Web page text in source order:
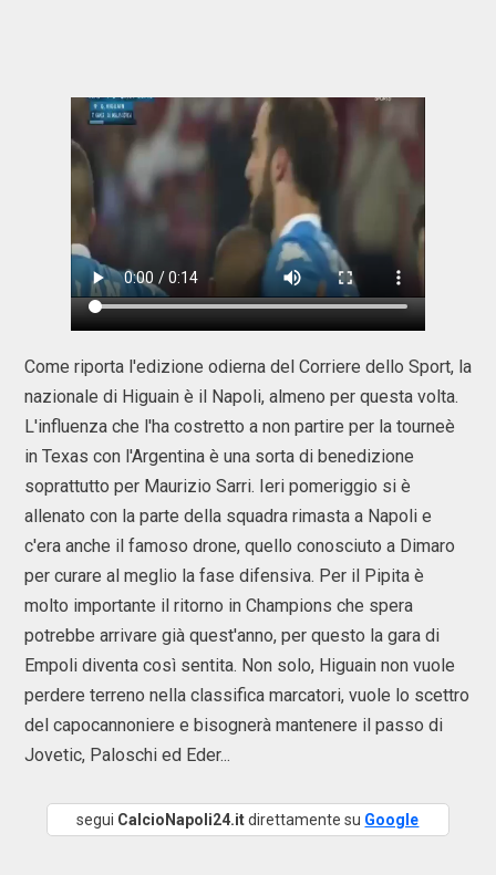
Come riporta l'edizione odierna del Corriere dello Sport, la
nazionale di Higuain è il Napoli, almeno per questa volta.
L'influenza che l'ha costretto a non partire per la tourneè
in Texas con l'Argentina è una sorta di benedizione
soprattutto per Maurizio Sarri. Ieri pomeriggio si è
allenato con la parte della squadra rimasta a Napoli e
c'era anche il famoso drone, quello conosciuto a Dimaro
per curare al meglio la fase difensiva. Per il Pipita è
molto importante il ritorno in Champions che spera
potrebbe arrivare già quest'anno, per questo la gara di
Empoli diventa così sentita. Non solo, Higuain non vuole
perdere terreno nella classifica marcatori, vuole lo scettro
del capocannoniere e bisognerà mantenere il passo di
Jovetic, Paloschi ed Eder...
segui CalcioNapoli24.itdirettamente su Google